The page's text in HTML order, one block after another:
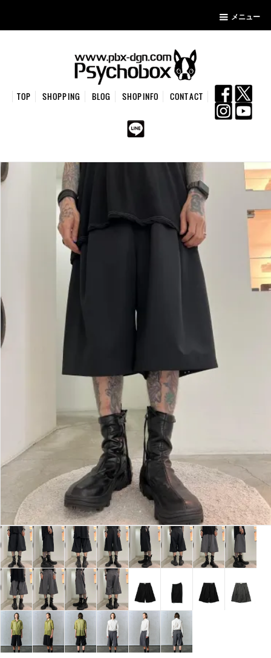
メニュー
TOP SHOPPING BLOG SHOPINFO CONTACT